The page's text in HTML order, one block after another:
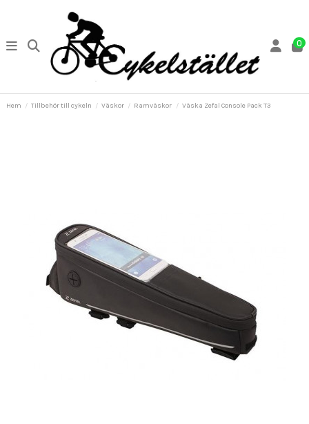
0
Hem Tillbehör till cykeln Väskor Ramväskor Väska Zefal Console Pack T3